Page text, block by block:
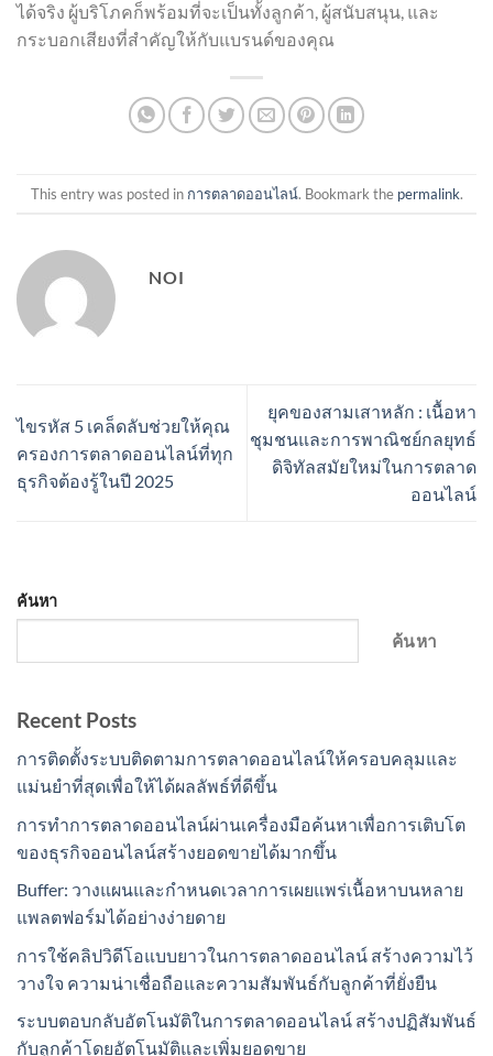
ได้จริง ผู้บริโภคก็พร้อมที่จะเป็นทั้งลูกค้า, ผู้สนับสนุน, และ
กระบอกเสียงที่สำคัญให้กับแบรนด์ของคุณ
This entry was posted in การตลาดออนไลน์. Bookmark the permalink.
NOI
ไขรหัส 5 เคล็ดลับช่วยให้คุณ
ครองการตลาดออนไลน์ที่ทุก
ธุรกิจต้องรู้ในปี 2025
ยุคของสามเสาหลัก : เนื้อหา
ชุมชนและการพาณิชย์กลยุทธ์
ดิจิทัลสมัยใหม่ในการตลาด
ออนไลน์
ค้นหา
ค้นหา
Recent Posts
การติดตั้งระบบติดตามการตลาดออนไลน์ให้ครอบคลุมและ
แม่นยำที่สุดเพื่อให้ได้ผลลัพธ์ที่ดีขึ้น
การทำการตลาดออนไลน์ผ่านเครื่องมือค้นหาเพื่อการเติบโต
ของธุรกิจออนไลน์สร้างยอดขายได้มากขึ้น
Buffer: วางแผนและกำหนดเวลาการเผยแพร่เนื้อหาบนหลาย
แพลตฟอร์มได้อย่างง่ายดาย
การใช้คลิปวิดีโอแบบยาวในการตลาดออนไลน์ สร้างความไว้
วางใจ ความน่าเชื่อถือและความสัมพันธ์กับลูกค้าที่ยั่งยืน
ระบบตอบกลับอัตโนมัติในการตลาดออนไลน์ สร้างปฏิสัมพันธ์
กับลูกค้าโดยอัตโนมัติและเพิ่มยอดขาย